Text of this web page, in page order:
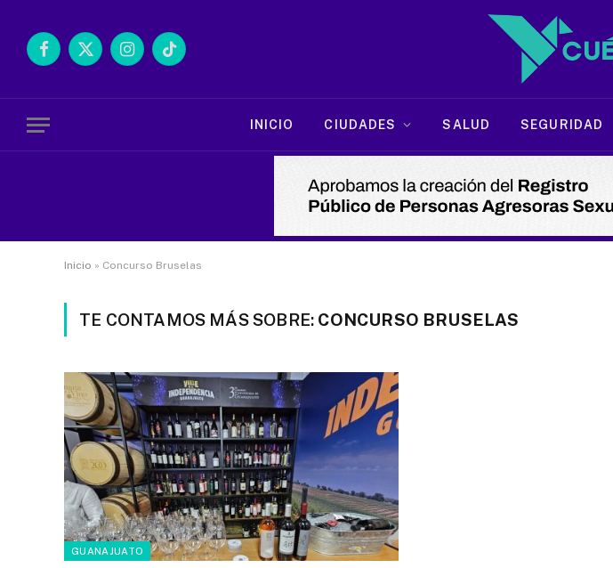
Facebook
X
InstagramTikTok
INICIO CIUDADES SALUD SEGURIDAD
Inicio » Concurso Bruselas
TE CONTAMOS MÁS SOBRE: CONCURSO BRUSELAS
GUANAJUATO